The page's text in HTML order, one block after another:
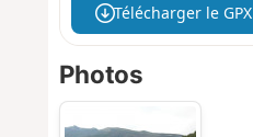
Télécharger le GPX
Photos